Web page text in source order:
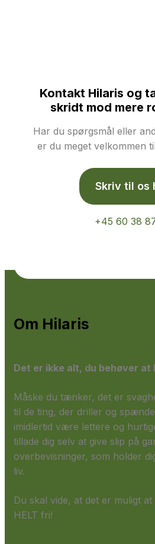
Kontakt Hilaris og
skridt mod mere
Har du spørgsmål eller
er du meget velkommen
Skriv til os
+45 60 38
Om Hilaris
Det er ikke alt, du behøver at
Måske du tænker, det er
til de ting, der driller og
imidlertid være lettere og
tillade dig selv at give slip på
overbevisninger, som holder
liv.
Du skal vide, at det er muligt
HELT fri!